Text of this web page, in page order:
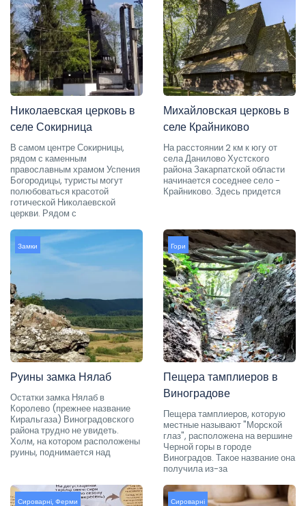
Николаевская церковь в
селе Сокирница
В самом центре Сокирницы,
рядом с каменным
православным храмом Успения
Богородицы, туристы могут
полюбоваться красотой
готической Николаевской
церкви. Рядом с
Михайловская церковь в
селе Крайниково
На расстоянии 2 км к югу от
села Данилово Хустского
района Закарпатской области
начинается соседнее село -
Крайниково. Здесь придется
Замки
Руины замка Нялаб
Остатки замка Нялаб в
Королево (прежнее название
Киральгаза) Виноградовского
района трудно не увидеть.
Холм, на котором расположены
руины, поднимается над
Гори
Пещера тамплиеров в
Виноградове
Пещера тамплиеров, которую
местные называют "Морской
глаз", расположена на вершине
Черной горы в городе
Виноградов. Такое название она
получила из-за
Сироварні, Ферми Сироварні